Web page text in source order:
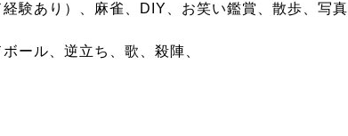
験あり）、麻雀、DIY、お笑い鑑賞、散歩、写真
ール、逆立ち、歌、殺陣、